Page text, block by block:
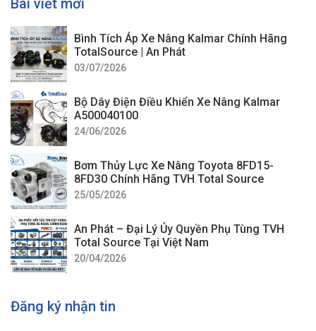
Joystick xe nâng cần điều khiển
Joystick xe nâng là gì? Vai
trò của tay điều khiển
Joystick trong xe nâng điện
Bài viết mới
Bình Tích Áp Xe Nâng Kalmar Chính Hãng
TotalSource | An Phát
03/07/2026
Bộ Dây Điện Điều Khiển Xe Nâng Kalmar
A500040100
24/06/2026
Bơm Thủy Lực Xe Nâng Toyota 8FD15-
8FD30 Chính Hãng TVH Total Source
25/05/2026
An Phát – Đại Lý Ủy Quyền Phụ Tùng TVH
Total Source Tại Việt Nam
20/04/2026
Đăng ký nhận tin